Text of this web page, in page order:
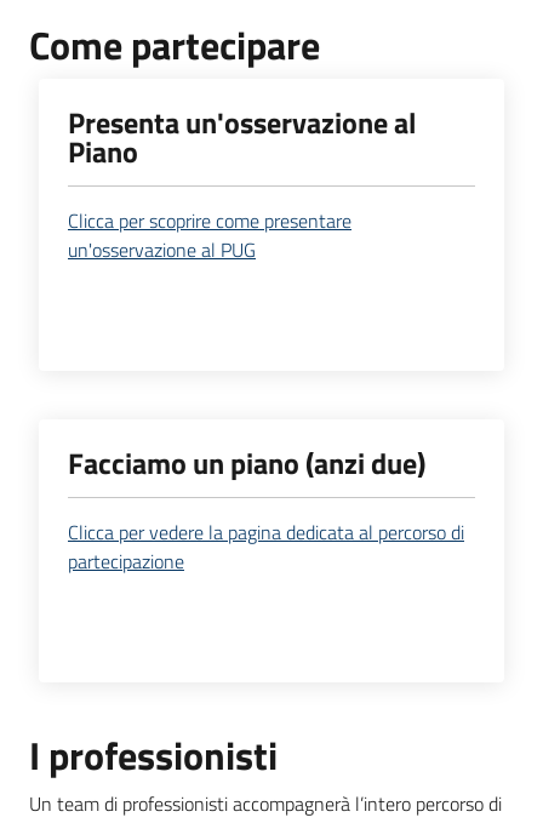
Come partecipare
Presenta un'osservazione al
Piano
Clicca per scoprire come presentare
un'osservazione al PUG
Facciamo un piano (anzi due)
Clicca per vedere la pagina dedicata al percorso di
partecipazione
I professionisti
Un team di professionisti accompagnerà l’intero percorso di